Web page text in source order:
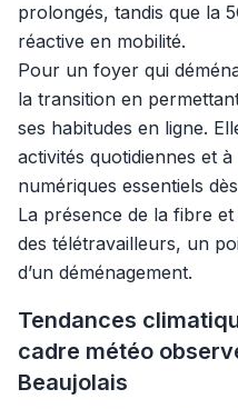
prolongés, tandis que la
réactive en mobilité.
Pour un foyer qui
la transition en
ses habitudes en ligne.
activités quotidiennes et
numériques essentiels
La présence de la fibre et
des télétravailleurs, un
d’un déménagement.
Tendances
cadre météo
Beaujolais